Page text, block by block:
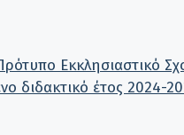
Εκκλησιαστικό
διδακτικό έτος 2024-